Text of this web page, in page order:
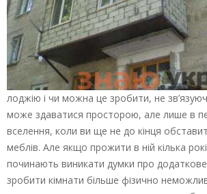
лоджію і чи можна це зробити, не
може здаватися просторою, але лише в
вселення, коли ви ще не до кінця
меблів. Але якщо прожити в ній кілька
починають виникати думки про
зробити кімнати більше фізично